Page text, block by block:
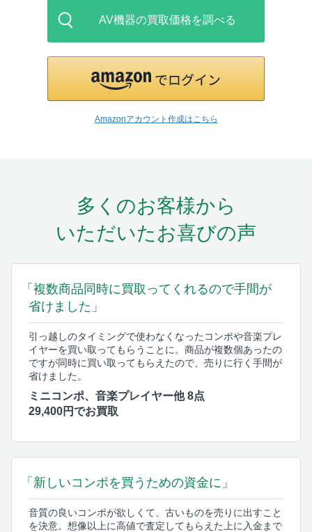
AV機器の買取価格を調べる
Amazonアカウント作成はこちら
多くのお客様から
いただいたお喜びの声
「複数商品同時に買取ってくれるので手間が
省けました」
引っ越しのタイミングで使わなくなったコンポや音楽プレ
イヤーを買い取ってもらうことに。商品が複数個あったの
ですが同時に買い取ってもらえたので、売りに行く手間が
省けました。
ミニコンポ、音楽プレイヤー他 8点
29,400円でお買取
「新しいコンポを買うための資金に」
音質の良いコンポが欲しくて、古いものを売りに出すこと
を決意。想像以上に高値で査定してもらえた上に入金まで